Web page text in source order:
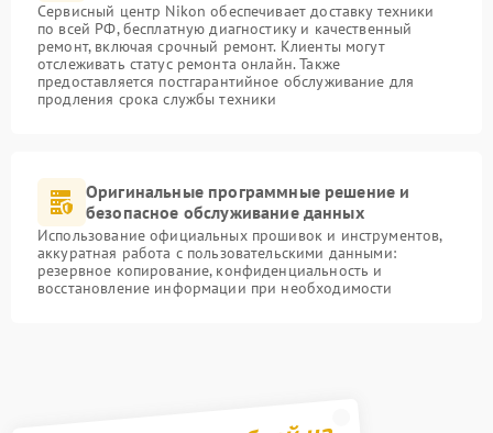
Сервисный центр Nikon обеспечивает доставку техники
по всей РФ, бесплатную диагностику и качественный
ремонт, включая срочный ремонт. Клиенты могут
отслеживать статус ремонта онлайн. Также
предоставляется постгарантийное обслуживание для
продления срока службы техники
Оригинальные программные решение и
безопасное обслуживание данных
Использование официальных прошивок и инструментов,
аккуратная работа с пользовательскими данными:
резервное копирование, конфиденциальность и
восстановление информации при необходимости